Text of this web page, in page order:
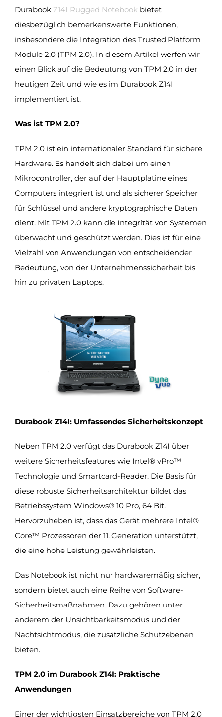
Durabook Z14I Rugged Notebookbietet
diesbezüglich bemerkenswerte Funktionen,
insbesondere die Integration des Trusted Platform
Module 2.0 (TPM 2.0). In diesem Artikel werfen wir
einen Blick auf die Bedeutung von TPM 2.0 in der
heutigen Zeit und wie es im Durabook Z14I
implementiert ist.
Was ist TPM 2.0?
TPM 2.0 ist ein internationaler Standard für sichere
Hardware. Es handelt sich dabei um einen
Mikrocontroller, der auf der Hauptplatine eines
Computers integriert ist und als sicherer Speicher
für Schlüssel und andere kryptographische Daten
dient. Mit TPM 2.0 kann die Integrität von Systemen
überwacht und geschützt werden. Dies ist für eine
Vielzahl von Anwendungen von entscheidender
Bedeutung, von der Unternehmenssicherheit bis
hin zu privaten Laptops.
Durabook Z14I: Umfassendes Sicherheitskonzept
Neben TPM 2.0 verfügt das Durabook Z14I über
weitere Sicherheitsfeatures wie Intel® vPro™
Technologie und Smartcard-Reader. Die Basis für
diese robuste Sicherheitsarchitektur bildet das
Betriebssystem Windows® 10 Pro, 64 Bit.
Hervorzuheben ist, dass das Gerät mehrere Intel®
Core™ Prozessoren der 11. Generation unterstützt,
die eine hohe Leistung gewährleisten.
Das Notebook ist nicht nur hardwaremäßig sicher,
sondern bietet auch eine Reihe von Software-
Sicherheitsmaßnahmen. Dazu gehören unter
anderem der Unsichtbarkeitsmodus und der
Nachtsichtmodus, die zusätzliche Schutzebenen
bieten.
TPM 2.0 im Durabook Z14I: Praktische
Anwendungen
Einer der wichtigsten Einsatzbereiche von TPM 2.0